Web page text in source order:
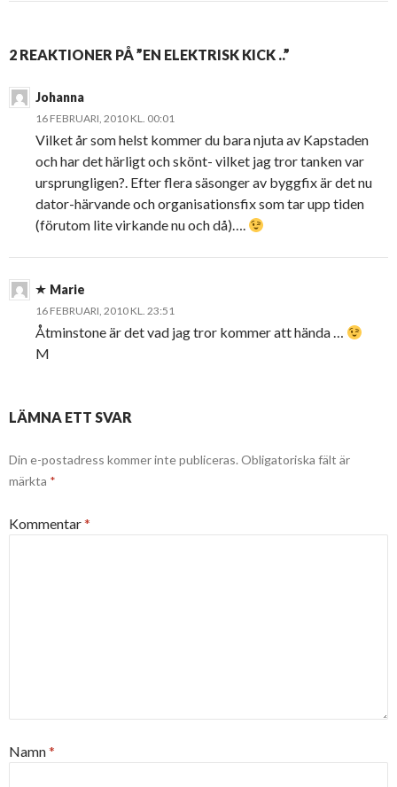
2 REAKTIONER PÅ ”EN ELEKTRISK KICK ..”
Johanna
16 FEBRUARI, 2010 KL. 00:01
Vilket år som helst kommer du bara njuta av Kapstaden
och har det härligt och skönt- vilket jag tror tanken var
ursprungligen?. Efter flera säsonger av byggfix är det nu
dator-härvande och organisationsfix som tar upp tiden
(förutom lite virkande nu och då)….
Marie
16 FEBRUARI, 2010 KL. 23:51
Åtminstone är det vad jag tror kommer att hända …
M
LÄMNA ETT SVAR
Din e-postadress kommer inte publiceras. Obligatoriska fält är
märkta *
Kommentar*
Namn*